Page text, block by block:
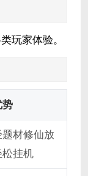
玩家体验。
势
题材修仙放
挂机